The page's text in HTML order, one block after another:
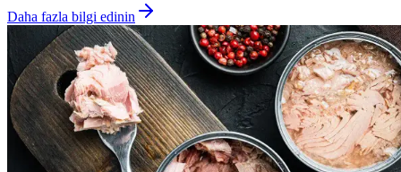
Daha fazla bilgi edinin